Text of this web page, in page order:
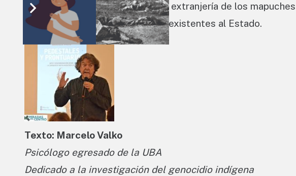
de los obtusos que insisten en la extranjería de los
a los pueblos originarios ser pre-existentes al Estado.
Texto: Marcelo Valko
Psicólogo egresado de la UBA
Dedicado a la investigación del genocidio indígena